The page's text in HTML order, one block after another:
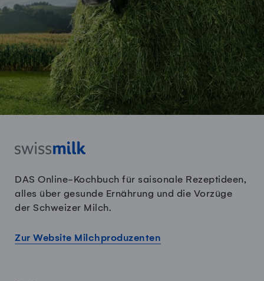
DAS Online-Kochbuch für saisonale Rezeptideen,
alles über gesunde Ernährung und die Vorzüge
der Schweizer Milch.
Zur Website Milchproduzenten